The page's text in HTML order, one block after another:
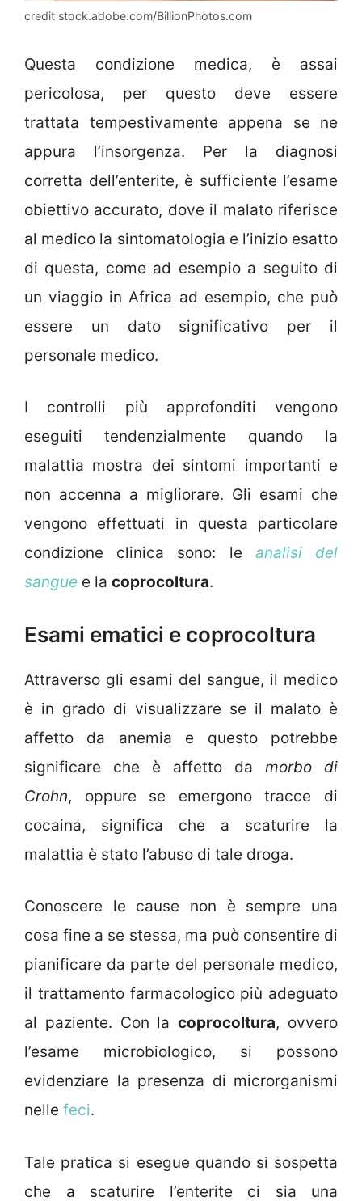
credit stock.adobe.com/BillionPhotos.com
Questa condizione medica, è assai
pericolosa, per questo deve essere
trattata tempestivamente appena se ne
appura l’insorgenza. Per la diagnosi
corretta dell’enterite, è sufficiente l’esame
obiettivo accurato, dove il malato riferisce
al medico la sintomatologia e l’inizio esatto
di questa, come ad esempio a seguito di
un viaggio in Africa ad esempio, che può
essere un dato significativo per il
personale medico.
I controlli più approfonditi vengono
eseguiti tendenzialmente quando la
malattia mostra dei sintomi importanti e
non accenna a migliorare. Gli esami che
vengono effettuati in questa particolare
condizione clinica sono: le analisi del
sangue e la coprocoltura.
Esami ematici e coprocoltura
Attraverso gli esami del sangue, il medico
è in grado di visualizzare se il malato è
affetto da anemia e questo potrebbe
significare che è affetto da morbo di
Crohn, oppure se emergono tracce di
cocaina, significa che a scaturire la
malattia è stato l’abuso di tale droga.
Conoscere le cause non è sempre una
cosa fine a se stessa, ma può consentire di
pianificare da parte del personale medico,
il trattamento farmacologico più adeguato
al paziente. Con lacoprocoltura, ovvero
l’esame microbiologico, si possono
evidenziare la presenza di microrganismi
nelle feci.
Tale pratica si esegue quando si sospetta
che a scaturire l’enterite ci sia una